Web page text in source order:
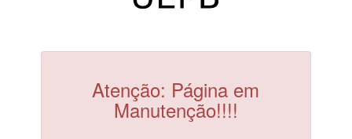
Atenção: Página em
Manutenção!!!!